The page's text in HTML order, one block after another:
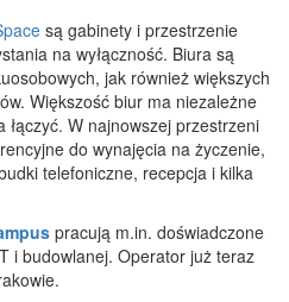
są gabinety i przestrzenie
na wyłączność. Biura są
jak również większych
Większość biur ma niezależne
W najnowszej przestrzeni
do wynajęcia na życzenie,
telefoniczne, recepcja i kilka
pracują m.in. doświadczone
i budowlanej. Operator już teraz